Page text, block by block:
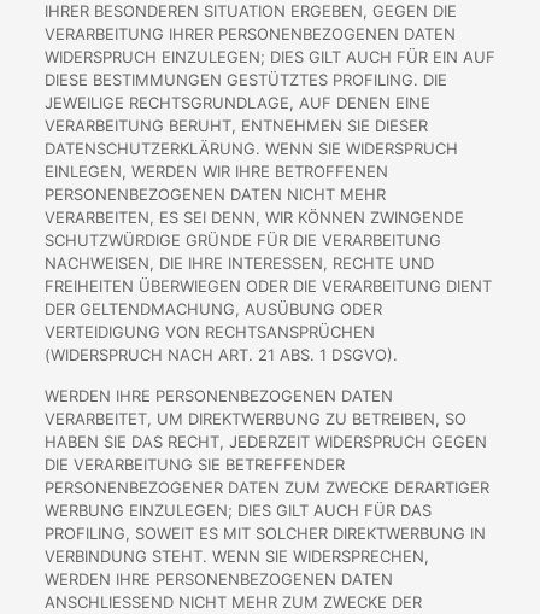
IHRER BESONDEREN SITUATION ERGEBEN, GEGEN DIE
VERARBEITUNG IHRER PERSONENBEZOGENEN DATEN
WIDERSPRUCH EINZULEGEN; DIES GILT AUCH FÜR EIN AUF
DIESE BESTIMMUNGEN GESTÜTZTES PROFILING. DIE
JEWEILIGE RECHTSGRUNDLAGE, AUF DENEN EINE
VERARBEITUNG BERUHT, ENTNEHMEN SIE DIESER
DATENSCHUTZERKLÄRUNG. WENN SIE WIDERSPRUCH
EINLEGEN, WERDEN WIR IHRE BETROFFENEN
PERSONENBEZOGENEN DATEN NICHT MEHR
VERARBEITEN, ES SEI DENN, WIR KÖNNEN ZWINGENDE
SCHUTZWÜRDIGE GRÜNDE FÜR DIE VERARBEITUNG
NACHWEISEN, DIE IHRE INTERESSEN, RECHTE UND
FREIHEITEN ÜBERWIEGEN ODER DIE VERARBEITUNG DIENT
DER GELTENDMACHUNG, AUSÜBUNG ODER
VERTEIDIGUNG VON RECHTSANSPRÜCHEN
(WIDERSPRUCH NACH ART. 21 ABS. 1 DSGVO).
WERDEN IHRE PERSONENBEZOGENEN DATEN
VERARBEITET, UM DIREKTWERBUNG ZU BETREIBEN, SO
HABEN SIE DAS RECHT, JEDERZEIT WIDERSPRUCH GEGEN
DIE VERARBEITUNG SIE BETREFFENDER
PERSONENBEZOGENER DATEN ZUM ZWECKE DERARTIGER
WERBUNG EINZULEGEN; DIES GILT AUCH FÜR DAS
PROFILING, SOWEIT ES MIT SOLCHER DIREKTWERBUNG IN
VERBINDUNG STEHT. WENN SIE WIDERSPRECHEN,
WERDEN IHRE PERSONENBEZOGENEN DATEN
ANSCHLIESSEND NICHT MEHR ZUM ZWECKE DER